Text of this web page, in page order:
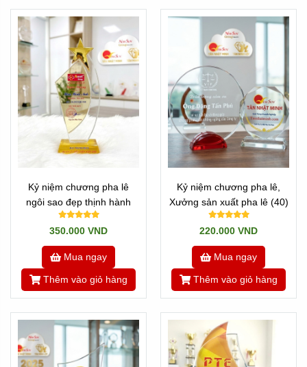
Kỷ niệm chương pha lê
ngôi sao đẹp thịnh hành
350.000 VND
Mua ngay
Thêm vào giỏ hàng
Kỷ niệm chương pha lê,
Xưởng sản xuất pha lê (40)
220.000 VND
Mua ngay
Thêm vào giỏ hàng